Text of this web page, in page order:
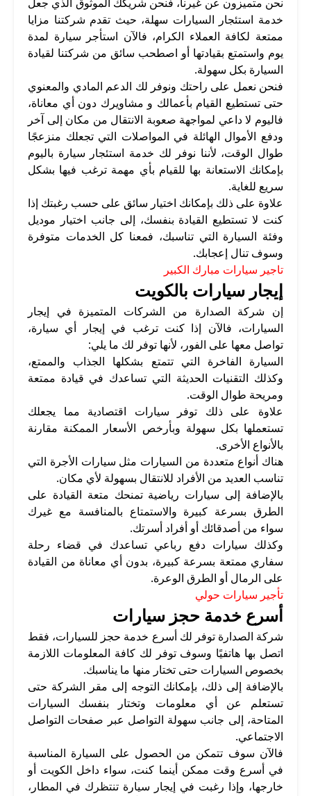
خدمة استئجار السيارات سهلة، حيث تقدم شركتنا مزايا
ممتعة لكافة العملاء الكرام، فالآن استأجر سيارة لمدة
يوم واستمتع بقيادتها أو اصطحب سائق من شركتنا لقيادة
السيارة بكل سهولة.
فنحن نعمل على راحتك ونوفر لك الدعم المادي والمعنوي
حتى تستطيع القيام بأعمالك و مشاويرك دون أي معاناة،
فاليوم لا داعي لمواجهة صعوبة الانتقال من مكان إلى آخر
ودفع الأموال الهائلة في المواصلات التي تجعلك منزعجًا
طوال الوقت، لأننا نوفر لك خدمة استئجار سيارة باليوم
بإمكانك الاستعانة بها للقيام بأي مهمة ترغب فيها بشكل
سريع للغاية.
علاوة على ذلك بإمكانك اختيار سائق على حسب رغبتك إذا
كنت لا تستطيع القيادة بنفسك، إلى جانب اختيار موديل
وفئة السيارة التي تناسبك، فمعنا كل الخدمات متوفرة
وسوف تنال إعجابك.
تاجير سيارات مبارك الكبير
إيجار سيارات بالكويت
إن شركة الصدارة من الشركات المتميزة في إيجار
السيارات، فالآن إذا كنت ترغب في إيجار أي سيارة،
تواصل معها على الفور، لأنها توفر لك ما يلي:
السيارة الفاخرة التي تتمتع بشكلها الجذاب والممتع،
وكذلك التقنيات الحديثة التي تساعدك في قيادة ممتعة
ومريحة طوال الوقت.
علاوة على ذلك توفر سيارات اقتصادية مما يجعلك
تستعملها بكل سهولة وبأرخص الأسعار الممكنة مقارنة
بالأنواع الأخرى.
هناك أنواع متعددة من السيارات مثل سيارات الأجرة التي
تناسب العديد من الأفراد للانتقال بسهولة لأي مكان.
بالإضافة إلى سيارات رياضية تمنحك متعة القيادة على
الطرق بسرعة كبيرة والاستمتاع بالمنافسة مع غيرك
سواء من أصدقائك أو أفراد أسرتك.
وكذلك سيارات دفع رباعي تساعدك في قضاء رحلة
سفاري ممتعة بسرعة كبيرة، بدون أي معاناة من القيادة
على الرمال أو الطرق الوعرة.
تأجير سيارات حولي
أسرع خدمة حجز سيارات
شركة الصدارة توفر لك أسرع خدمة حجز للسيارات، فقط
اتصل بها هاتفيًا وسوف توفر لك كافة المعلومات اللازمة
بخصوص السيارات حتى تختار منها ما يناسبك.
بالإضافة إلى ذلك، بإمكانك التوجه إلى مقر الشركة حتى
تستعلم عن أي معلومات وتختار بنفسك السيارات
المتاحة، إلى جانب سهولة التواصل عبر صفحات التواصل
الاجتماعي.
فالآن سوف تتمكن من الحصول على السيارة المناسبة
في أسرع وقت ممكن أينما كنت، سواء داخل الكويت أو
خارجها، وإذا رغبت في إيجار سيارة تنتظرك في المطار،